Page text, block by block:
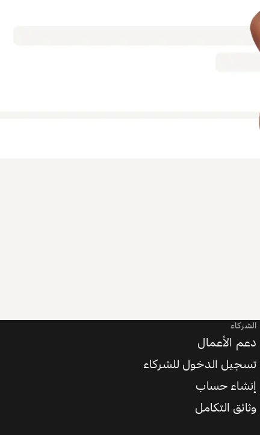
الشركاء
دعم الأعمال
تسجيل الدخول للشركاء
إنشاء حساب
وثائق التكامل